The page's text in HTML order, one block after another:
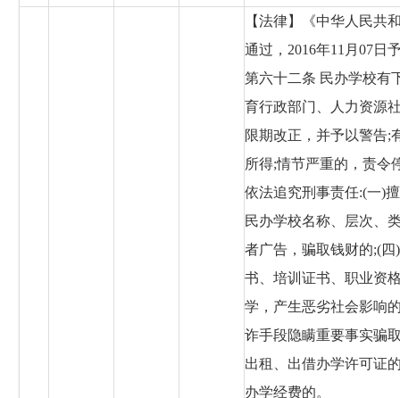
【法律】《中华人民共
通过，2016年11月07日
第六十二条 民办学校有
育行政部门、人力资源
限期改正，并予以警告;
所得;情节严重的，责令
依法追究刑事责任:(一)
民办学校名称、层次、
者广告，骗取钱财的;(
书、培训证书、职业资
学，产生恶劣社会影响
诈手段隐瞒重要事实骗
出租、出借办学许可证
办学经费的。